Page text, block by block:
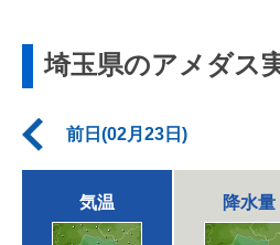
埼玉県のアメダス
前日(02月23日)
気温 降水量